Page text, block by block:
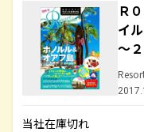
Ｒ
イ
～
当社在庫切れ